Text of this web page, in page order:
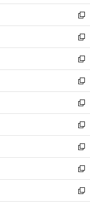
ウ
ィ
ン
ド
ウ
で
開
く
し
い
ウ
ィ
ン
ド
ウ
で
開
く
新
し
い
ウ
ィ
ン
ド
ウ
で
開
く
新
し
い
ウ
ィ
ン
ド
ウ
で
開
く
新
し
い
ウ
ィ
ン
ド
ウ
で
開
く
新
し
い
ウ
ィ
ン
ド
ウ
で
開
く
新
し
い
ウ
ィ
ン
ド
ウ
で
開
新
し
い
ウ
ィ
ン
ド
ウ
新
し
い
ウ
ィ
ン
新
し
い
ウ
新
し